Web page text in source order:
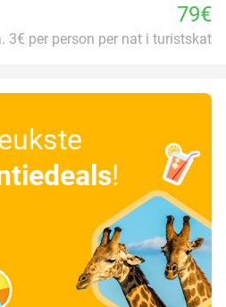
79€
3€ per person per nat i turistskat
!